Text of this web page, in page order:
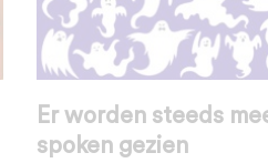
Er worden steeds
spoken gezien